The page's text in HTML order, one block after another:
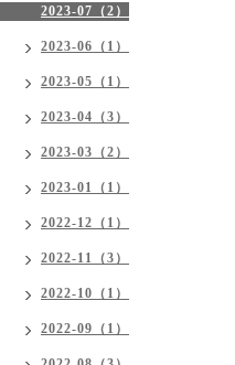
2023-07（2）
2023-06（1）
2023-05（1）
2023-04（3）
2023-03（2）
2023-01（1）
2022-12（1）
2022-11（3）
2022-10（1）
2022-09（1）